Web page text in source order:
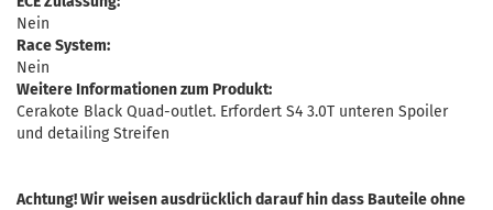
Nein
Race System:
Nein
Weitere Informationen zum Produkt:
Cerakote Black Quad-outlet. Erfordert S4 3.0T unteren Spoiler
und detailing Streifen
Achtung! Wir weisen ausdrücklich darauf hin dass Bauteile ohne